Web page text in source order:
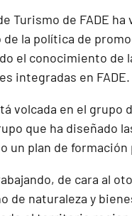
Turismo de FADE
la política de
el conocimiento
integradas en FADE.
volcada en el
que ha diseñado
un plan de
de cara al
de naturaleza y